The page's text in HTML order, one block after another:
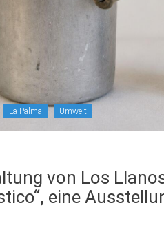
La Palma Umwelt
von Los
eine